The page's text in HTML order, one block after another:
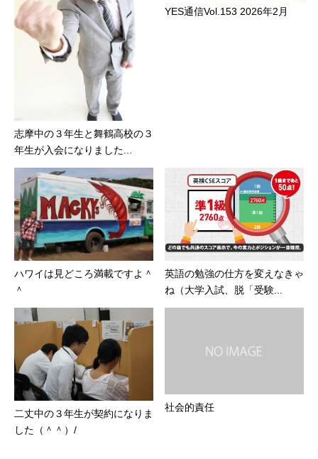
志摩中の３年生と舞鶴高校の３
年生が入会になりました...
YES通信Vol.153 2026年2月
ハワイは見どころ満載ですよ＾
＾
英語の勉強の仕方を変えなきゃ
ね（大学入試、脱「受験...
二丈中の３年生が契約になりま
した（＾＾）/
社会的責任